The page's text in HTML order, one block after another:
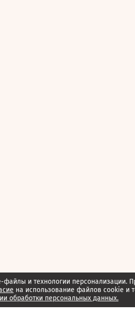
и технологии персонализации.
на использование файлов cookie и
обработки персональных данных.